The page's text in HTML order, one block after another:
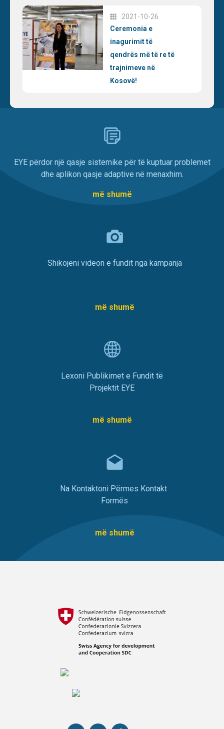
2021-10-26
Ceremonia e
inagurimit të
qendrës më të re të
trajnimeve në
Kosovë!
EYE përdor një qasje sistemike për të kuptuar problemet
dhe aplikon qasje adaptive në menaxhim.
më shumë
Shikojeni videon e fundit nga kampanja
më shumë
Lexoni Publikimet e Fundit të
Projektit EYE
më shumë
Na Kontaktoni Përmes Kontakt
Formës
më shumë